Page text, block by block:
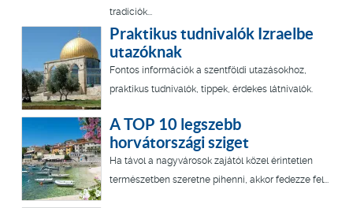
tradíciók...
Praktikus tudnivalók Izraelbe
utazóknak
Fontos információk a szentföldi utazásokhoz,
praktikus tudnivalók, tippek, érdekes látnivalók.
A TOP 10 legszebb
horvátországi sziget
Ha távol a nagyvárosok zajától közel érintetlen
természetben szeretne pihenni, akkor fedezze fel...